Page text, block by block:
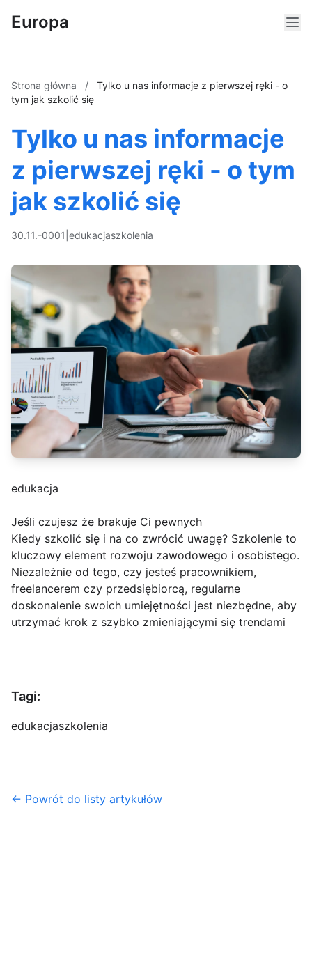
Europa
Strona główna /
Tylko u nas informacje z pierwszej ręki - o
tym jak szkolić się
Tylko u nas informacje
z pierwszej ręki - o tym
jak szkolić się
30.11.-0001 edukacjaszkolenia
edukacja
Jeśli czujesz że brakuje Ci pewnych
Kiedy szkolić się i na co zwrócić uwagę? Szkolenie to
kluczowy element rozwoju zawodowego i osobistego.
Niezależnie od tego, czy jesteś pracownikiem,
freelancerem czy przedsiębiorcą, regularne
doskonalenie swoich umiejętności jest niezbędne, aby
utrzymać krok z szybko zmieniającymi się trendami
Tagi:
edukacjaszkolenia
← Powrót do listy artykułów